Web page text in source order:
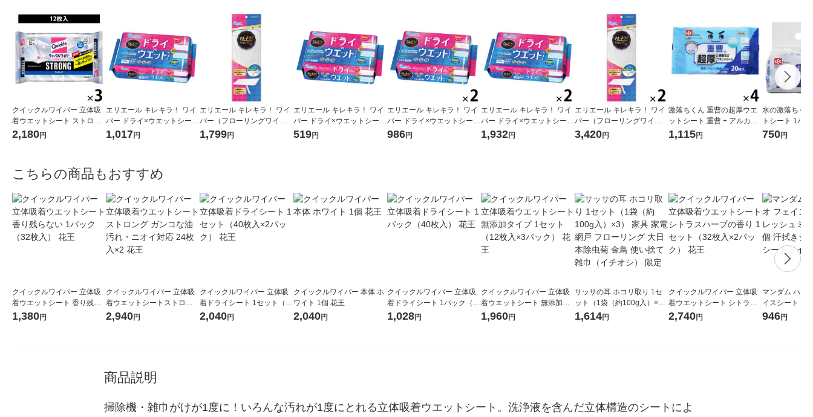
クイックルワイパー 立体吸
着ウエットシート ストロン
グ ガンコな油汚れ・ニオイ
2,180円
エリエール キレキラ！ ワイ
パー ドライ×ウエットシート
1パック（32枚入） 大王製
1,017円
エリエール キレキラ！ ワイ
パー（フローリングワイパ
ー） 本体 1個 大王製紙
1,799円
エリエール キレキラ！ ワイ
パー ドライ×ウエットシート
1パック（16枚入） 大王製
519円
エリエール キレキラ！ ワイ
パー ドライ×ウエットシート
1セット（16枚入×2パック）
986円
エリエール キレキラ！ ワイ
パー ドライ×ウエットシート
1セット（32枚入×2パック）
1,932円
エリエール キレキラ！ ワイ
パー（フローリングワイパ
ー） 本体 1セット（1個×2）
3,420円
激落ちくん 重曹の超厚ウエ
ットシート 重曹 + アルカリ
電解水配合 1セット（20枚
1,115円
水の激落ちく
トシート 1パ
4個入） レック
750円
こちらの商品もおすすめ
クイックルワイパー 立体吸
着ウエットシート 香り残ら
ない 1パック（32枚入） 花
1,380円
クイックルワイパー 立体吸
着ウエットシートストロン
グ ガンコな油汚れ・ニオイ
2,940円
クイックルワイパー 立体吸
着ドライシート 1セット（4
0枚入×2パック） 花王
2,040円
クイックルワイパー 本体 ホ
ワイト 1個 花王
2,040円
クイックルワイパー 立体吸
着ドライシート 1パック（4
0枚入） 花王
1,028円
クイックルワイパー 立体吸
着ウエットシート 無添加タ
イプ 1セット（12枚入×3パ
1,960円
サッサの耳 ホコリ取り 1セ
ット（1袋（約100g入）×
3） 家具 家電 網戸 フローリ
1,614円
クイックルワイパー 立体吸
着ウエットシート シトラス
ハーブの香り 1セット（32
2,740円
マンダム ハッ
イスシート リ
ント 20枚 3個
946円
商品説明
掃除機・雑巾がけが1度に！いろんな汚れが1度にとれる立体吸着ウエットシート。洗浄液を含んだ立体構造のシートによ